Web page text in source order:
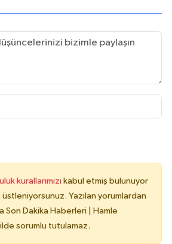
kurallarımızı kabul etmiş bulunuyor
Yazılan yorumlardan
Son Dakika Haberleri | Hamle
sorumlu tutulamaz.